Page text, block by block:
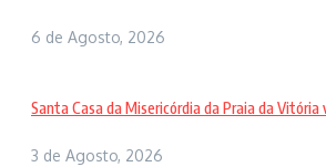
6 de Agosto, 2026
Santa Casa da Misericórdia da Praia da Vitória
3 de Agosto, 2026